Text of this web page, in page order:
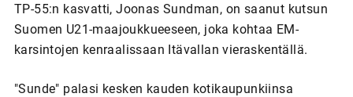
TP-55:n kasvatti, Joonas Sundman, on saanut kutsun
Suomen U21-maajoukkueeseen, joka kohtaa EM-
karsintojen kenraalissaan Itävallan vieraskentällä.
"Sunde" palasi kesken kauden kotikaupunkiinsa